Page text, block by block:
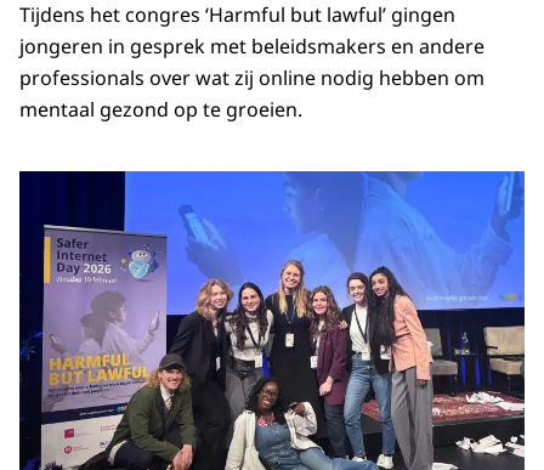
Tijdens het congres ‘Harmful but lawful’ gingen
jongeren in gesprek met beleidsmakers en andere
professionals over wat zij online nodig hebben om
mentaal gezond op te groeien.